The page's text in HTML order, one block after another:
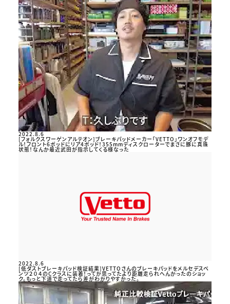
2022.8.6
[フォルクスワーゲンアルテオン]ブレーキパッドメーカー「VETTO」ワンオフモデ
ル！フロント6ポッドにリア4ポッド！355mmディスクローターでまさに豚に真珠
状態！なんか最近武田が指示してくる様なった
2022.8.6
[低ダストブレーキパッド検証結果]VETTOさんのブレーキパッドをメルセデスベ
ンツ２０４のCクラスに装着！ってか思ってたより距離走られへんかったのショッ
ク。もっと下道で走ってたら差がわかりやすかった。